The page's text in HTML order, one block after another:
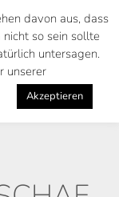
davon aus, dass
so sein sollte
untersagen.
unserer
Akzeptieren